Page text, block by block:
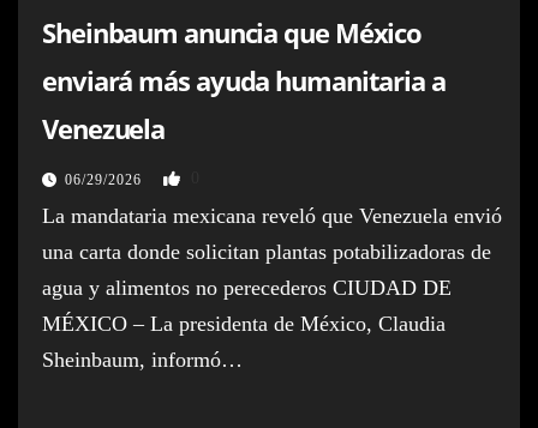
Sheinbaum anuncia que México
enviará más ayuda humanitaria a
Venezuela
06/29/2026
La mandataria mexicana reveló que Venezuela envió
una carta donde solicitan plantas potabilizadoras de
agua y alimentos no perecederos CIUDAD DE
MÉXICO – La presidenta de México, Claudia
Sheinbaum, informó…